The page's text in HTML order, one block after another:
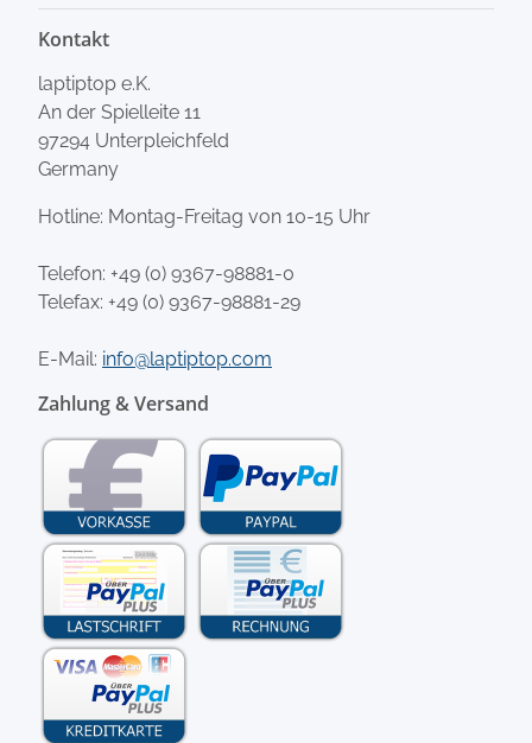
Kontakt
laptiptop e.K.
An der Spielleite 11
97294 Unterpleichfeld
Germany
Hotline: Montag-Freitag von 10-15 Uhr
Telefon: +49 (0) 9367-98881-0
Telefax: +49 (0) 9367-98881-29
E-Mail: info@laptiptop.com
Zahlung & Versand